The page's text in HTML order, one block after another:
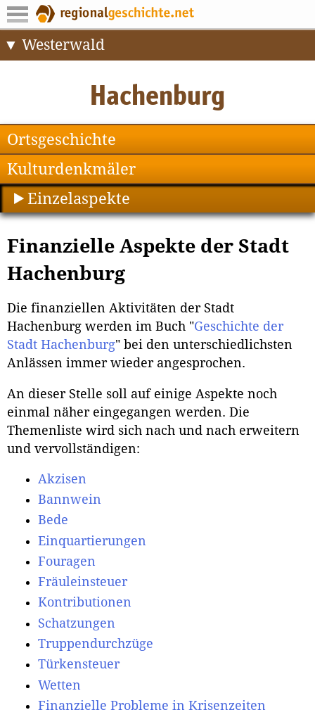
Westerwald
Ortsgeschichte
Kulturdenkmäler
Einzelaspekte
Finanzielle Aspekte der Stadt
Hachenburg
Die finanziellen Aktivitäten der Stadt
Hachenburg werden im Buch "Geschichte der
Stadt Hachenburg" bei den unterschiedlichsten
Anlässen immer wieder angesprochen.
An dieser Stelle soll auf einige Aspekte noch
einmal näher eingegangen werden. Die
Themenliste wird sich nach und nach erweitern
und vervollständigen:
Akzisen
Bannwein
Bede
Einquartierungen
Fouragen
Fräuleinsteuer
Kontributionen
Schatzungen
Truppendurchzüge
Türkensteuer
Wetten
Finanzielle Probleme in Krisenzeiten